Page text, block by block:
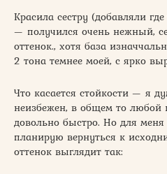
Красила сестру (добавляли
— получился очень нежный,
оттенок., хотя база
2 тона темнее моей, с ярко
Что касается стойкости — я
неизбежен, в общем то любой
довольно быстро. Но для
планирую вернуться к
оттенок выглядит так: